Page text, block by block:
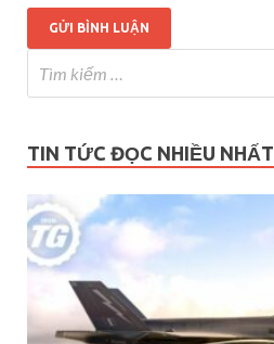
TIN TỨC ĐỌC NHIỀU NHẤT